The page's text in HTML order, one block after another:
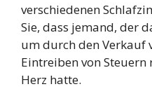
verschiedenen
Sie, dass jemand, der
um durch den Verkauf
Eintreiben von Steuern
Herz hatte.